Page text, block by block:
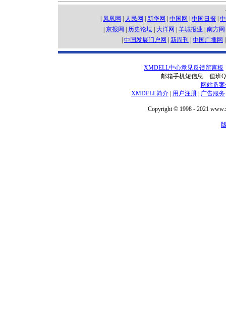
凤凰网 人民网 新华网 中国网 中国日报
京报网 历史论坛 大洋网 羊城报业 南方网
中国发展门户网 新周刊 中国广播网
XMDELL中心意见反馈留言板
邮箱手机短信息 值班
网站备
XMDELL简介
用户注册 广告服务
Copyright © 1998 - 2021